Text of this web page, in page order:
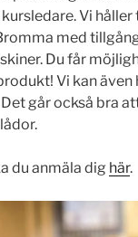
Vi
med
Du får
Vi kan
går också bra
du anmäla dig här.